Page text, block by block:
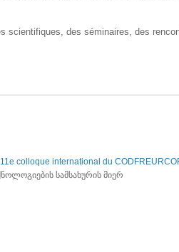
scientifiques, des séminaires, des
colloque international du
სამსახურის მიერ